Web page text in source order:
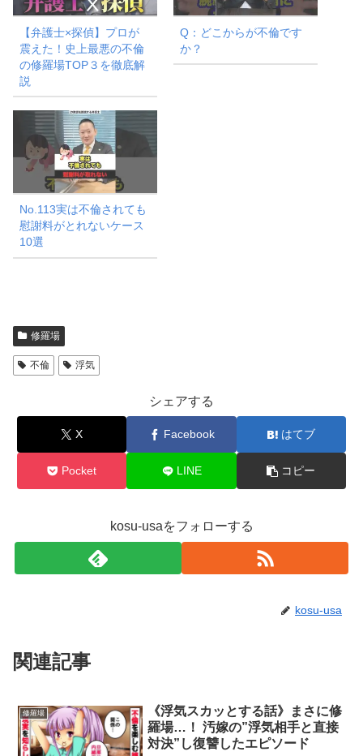
【弁護士×探偵】プロが
震えた！史上最悪の不倫
の修羅場TOP３を徹底解
説
Q：どこからが不倫です
か？
No.113実は不倫されても
慰謝料がとれないケース
10選
修羅場
不倫 浮気
シェアする
X Facebook はてブ
Pocket LINE コピー
kosu-usaをフォローする
kosu-usa
関連記事
修羅場
《浮気スカッとする話》まさに修
羅場…！ 汚嫁の”浮気相手と直接
対決”し復讐したエピソード